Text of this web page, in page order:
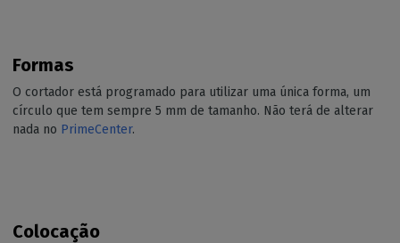
Formas
O cortador está programado para utilizar uma única forma, um
círculo que tem sempre 5 mm de tamanho. Não terá de alterar
nada no PrimeCenter.
Colocação